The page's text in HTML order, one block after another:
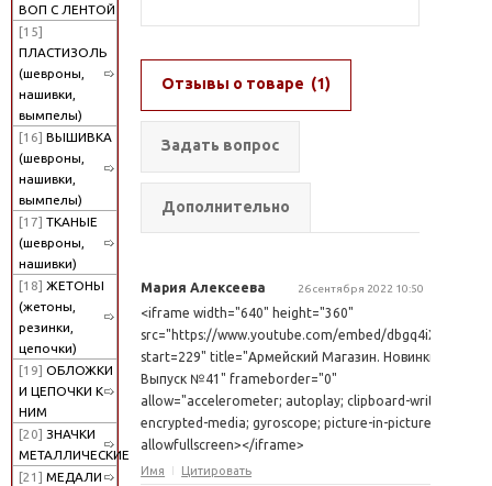
ВОП С ЛЕНТОЙ
[15]
ПЛАСТИЗОЛЬ
(шевроны,
нашивки,
вымпелы)
[16] ВЫШИВКА
(шевроны,
нашивки,
вымпелы)
[17] ТКАНЫЕ
(шевроны,
нашивки)
[18] ЖЕТОНЫ
(жетоны,
резинки,
цепочки)
[19] ОБЛОЖКИ
И ЦЕПОЧКИ К
НИМ
[20] ЗНАЧКИ
МЕТАЛЛИЧЕСКИЕ
[21] МЕДАЛИ
Отзывы о товаре (1)
Задать вопрос
Дополнительно
Мария Алексеева 26 сентября 2022 10:50
<iframe width="640" height="360"
src="https://www.youtube.com/embed/dbgq4iXAj7g?
start=229" title="Армейский Магазин. Новинки.
Выпуск №41" frameborder="0"
allow="accelerometer; autoplay; clipboard-write;
encrypted-media; gyroscope; picture-in-picture"
allowfullscreen></iframe>
Имя Цитировать